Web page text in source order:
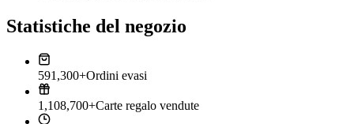
Statistiche del negozio
591,300+Ordini evasi
1,108,700+Carte regalo vendute